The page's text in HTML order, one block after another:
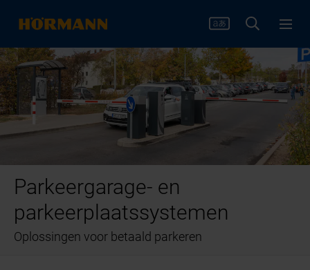
Parkeergarage- en
parkeerplaatssystemen
Oplossingen voor betaald parkeren